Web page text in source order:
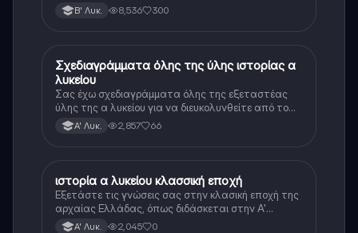
Β' Λυκ. 8,536 300
Ιστορία
Σχεδιαγράμματα όλης της ύλης ιστορίας α
λυκείου
Σας έχω σχεδιαγράμματα όλης της εξεταστέας
ύλης της α λυκείου για να διευκολυνθείτε από το
τεράστιο βάρος του βιβλίου
Α' Λυκ. 2,857 66
Ιστορία
ιστορία α λυκείου κλασσική εποχή
Εξετάστε τις γνώσεις σας στην κλασική εποχή της
αρχαίας Ελλάδας, όπως διδάσκεται στην Α'
Λυκείου.Α' Λυκ. 2,045 0